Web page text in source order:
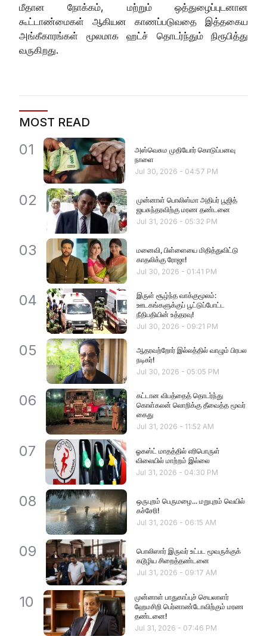
மீதான நோக்கம், மற்றும் ஒத்துழைப்புடனான
கூட்டாண்மைகள் ஆகியன காணப்படுவதை இத்தகைய
அங்கீகாரங்கள் மூலமாக ஹட்ச் தொடர்ந்தும் நிரூபித்து
வருகிறது.
MOST READ
01
அஸ்வெசும முதியோர் கொடுப்பனவு
நாளை
Jul 30, 2026 - 04:57 PM
02
முன்னாள் பொலிஸ்மா அதிபர் பூஜித்
ஜயசுந்தரவிற்கு மரண தண்டனை
Jul 31, 2026 - 05:32 PM
03
மனைவி, பிள்ளையை மிதித்துவிட்டு
காதலிக்கு ரோஜா!
Jul 30, 2026 - 01:41 PM
04
இருள் சூழ்ந்த வாக்குமூலம்:
ஊடகங்களுக்குப் பூட்டுப்போட்ட
நீதிபதியின் உத்தரவு!
Jul 30, 2026 - 09:21 PM
05
ஆதரவற்றோர் இல்லத்தில் வாழும் பிரபல
நடிகர்!
Jul 30, 2026 - 05:05 PM
06
கட்டான விபத்தைத் தொடர்ந்து
கொள்கலன் லொறிக்கு தீவைத்த மூவர்
கைது
Jul 31, 2026 - 11:52 AM
07
ஓகஸ்ட் மாதத்தில் எரிபொருள்
விலையில் மாற்றம் இல்லை
Jul 31, 2026 - 04:30 PM
08
ஒருபுறம் பெருமழை... மறுபுறம் வெயில்
கச்சேரி!
Jul 31, 2026 - 06:15 AM
09
பொலிஸார் இருவர் உட்பட மூவருக்குக்
கடூழிய சிறைத்தண்டனை
Jul 31, 2026 - 09:17 AM
10
முன்னாள் பாதுகாப்புச் செயலாளர்
ஹேமசிறி பெர்னாண்டோவிற்கும் மரண
தண்டனை!
Jul 31, 2026 - 07:46 PM